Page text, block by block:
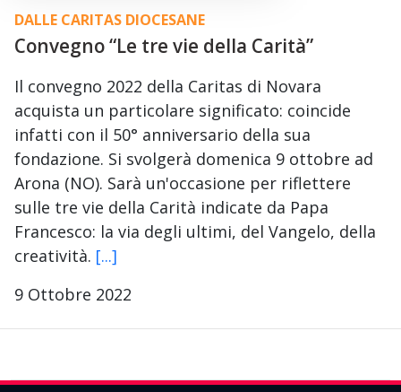
DALLE CARITAS DIOCESANE
Convegno “Le tre vie della Carità”
Il convegno 2022 della Caritas di Novara
acquista un particolare significato: coincide
infatti con il 50° anniversario della sua
fondazione. Si svolgerà domenica 9 ottobre ad
Arona (NO). Sarà un'occasione per riflettere
sulle tre vie della Carità indicate da Papa
Francesco: la via degli ultimi, del Vangelo, della
creatività. [...]
9 Ottobre 2022